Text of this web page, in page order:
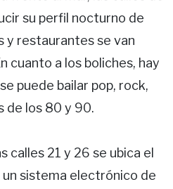
su perfil nocturno de
y restaurantes se van
cuanto a los boliches, hay
puede bailar pop, rock,
de los 80 y 90.
calles 21 y 26 se ubica el
un sistema electrónico de